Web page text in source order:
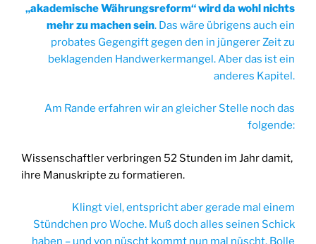
„akademische Währungsreform“ wird da wohl nichts
mehr zu machen sein. Das wäre übrigens auch ein
probates Gegengift gegen den in jüngerer Zeit zu
beklagenden Handwerkermangel. Aber das ist ein
anderes Kapitel.
Am Rande erfahren wir an gleicher Stelle noch das
folgende:
Wissenschaftler verbringen 52 Stunden im Jahr damit,
ihre Manuskripte zu formatieren.
Klingt viel, entspricht aber gerade mal einem
Stündchen pro Woche. Muß doch alles seinen Schick
haben – und von nüscht kommt nun mal nüscht. Bolle